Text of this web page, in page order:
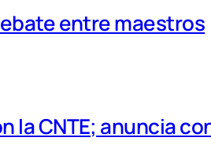
entre maestros
CNTE; anuncia